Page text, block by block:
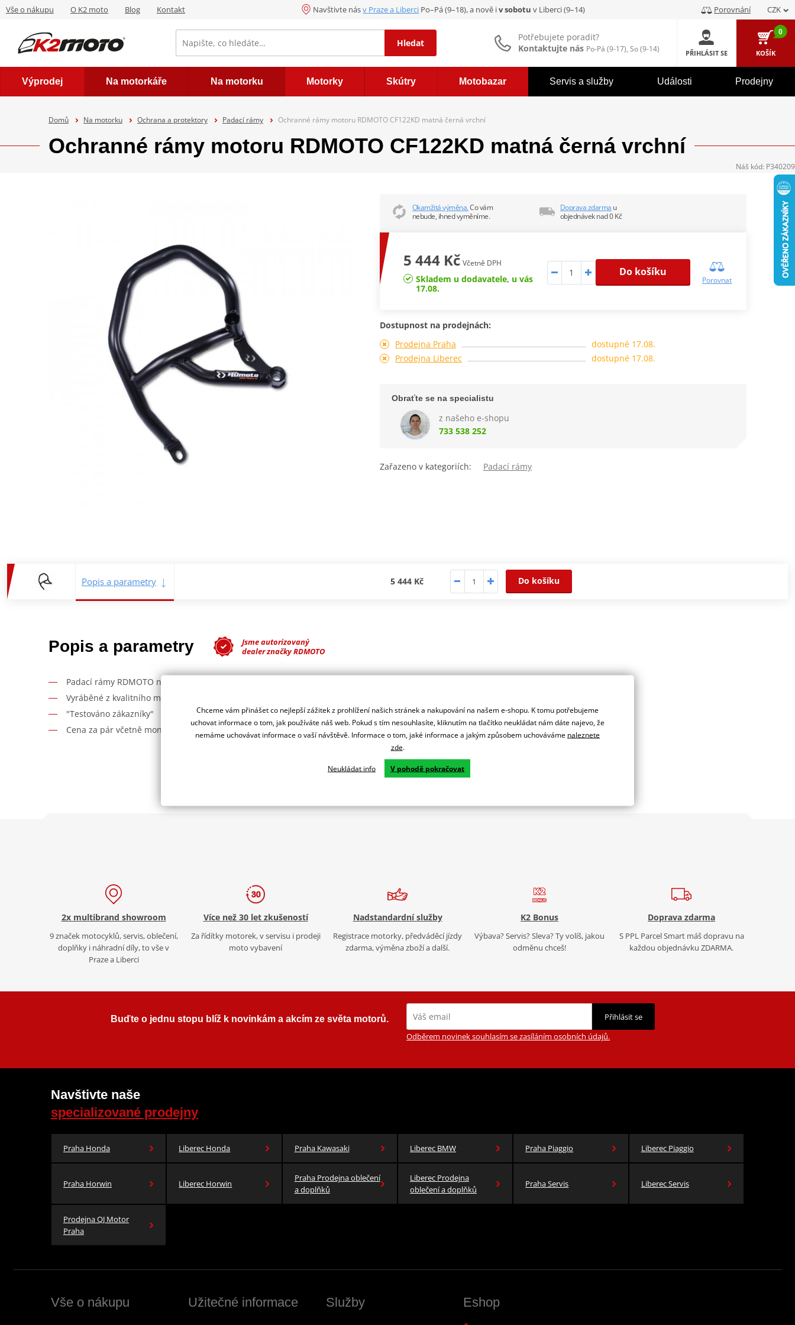
Vše o nákupu O K2 moto Blog Kontakt Navštivte násv Praze a Liberci Po–Pá (9–18), a nově iv sobotu v Liberci (9–14) Porovnání CZK
Hledat
Potřebujete poradit?
Kontaktujte nás Po-Pá (9-17), So (9-14) PŘIHLÁSIT SE
0
KOŠÍK
Výprodej Na motorkáře Na motorku Motorky Skútry Motobazar Servis a služby Události Prodejny
Domů Na motorku Ochrana a protektory Padací rámy Ochranné rámy motoru RDMOTO CF122KD matná černá vrchní
Ochranné rámy motoru RDMOTO CF122KD matná černá vrchní
Okamžitá výměna.Co vám
nebude, ihned vyměníme.
Doprava zdarma u
objednávek nad 0 Kč
5 444 Kč Včetně DPH
Skladem u dodavatele, u vás
17.08.
Do košíku
Porovnat
Dostupnost na prodejnách:
Prodejna Praha
dostupné 17.08.
Prodejna Liberec
dostupné 17.08.
Obraťte se na specialistu
z našeho e-shopu
733 538 252
Zařazeno v kategoriích: Padací rámy
Popis a parametry 5 444 Kč Do košíku
Popis a parametry
Jsme autorizovaný
dealer značky RDMOTO
Padací rámy RDMOTO nabízí maximální ochranu Vašeho motocyklu.
Vyráběné z kvalitního materiálu.
"Testováno zákazníky"
Cena za pár včetně montážní sady.
Náš kód: P340209
2x multibrand showroom
9 značek motocyklů, servis, oblečení,
doplňky i náhradní díly, to vše v
Praze a Liberci
Více než 30 let zkušeností
Za řídítky motorek, v servisu i prodeji
moto vybavení
Nadstandardní služby
Registrace motorky, předváděcí jízdy
zdarma, výměna zboží a další.
K2 Bonus
Výbava? Servis? Sleva? Ty volíš, jakou
odměnu chceš!
Doprava zdarma
S PPL Parcel Smart máš dopravu na
každou objednávku ZDARMA.
Buďte o jednu stopu blíž k novinkám a akcím ze světa motorů.
Přihlásit se
Odběrem novinek souhlasím se zasíláním osobních údajů.
Navštivte naše
specializované prodejny
Praha Honda Liberec Honda Praha Kawasaki Liberec BMW Praha Piaggio Liberec Piaggio
Praha Horwin Liberec Horwin
Praha Prodejna oblečení
a doplňků
Liberec Prodejna
oblečení a doplňků
Praha Servis Liberec Servis
Prodejna QJ Motor
Praha
Vše o nákupu Užitečné informace Služby Eshop
Chceme vám přinášet co nejlepší zážitek z prohlížení našich stránek a nakupování na našem e-shopu. K tomu potřebujeme
uchovat informace o tom, jak používáte náš web. Pokud s tím nesouhlasíte, kliknutím na tlačítko neukládat nám dáte najevo, že
nemáme uchovávat informace o vaší návštěvě. Informace o tom, jaké informace a jakým způsobem uchováváme naleznete
zde.
Neukládat info V pohodě pokračovat